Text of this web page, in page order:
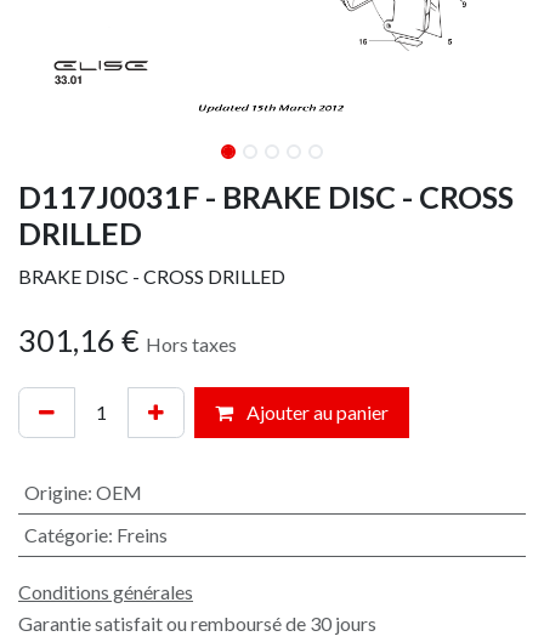
D117J0031F - BRAKE DISC - CROSS
DRILLED
BRAKE DISC - CROSS DRILLED
301,16 € Hors taxes
Ajouter au panier
Origine: OEM
Catégorie: Freins
Conditions générales
Garantie satisfait ou remboursé de 30 jours